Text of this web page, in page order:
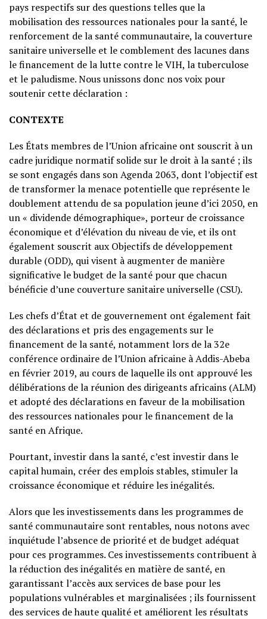
pays respectifs sur des questions telles que la
mobilisation des ressources nationales pour la santé, le
renforcement de la santé communautaire, la couverture
sanitaire universelle et le comblement des lacunes dans
le financement de la lutte contre le VIH, la tuberculose
et le paludisme. Nous unissons donc nos voix pour
soutenir cette déclaration :
CONTEXTE
Les États membres de l’Union africaine ont souscrit à un
cadre juridique normatif solide sur le droit à la santé ; ils
se sont engagés dans son Agenda 2063, dont l’objectif est
de transformer la menace potentielle que représente le
doublement attendu de sa population jeune d’ici 2050, en
un « dividende démographique», porteur de croissance
économique et d’élévation du niveau de vie, et ils ont
également souscrit aux Objectifs de développement
durable (ODD), qui visent à augmenter de manière
significative le budget de la santé pour que chacun
bénéficie d’une couverture sanitaire universelle (CSU).
Les chefs d’État et de gouvernement ont également fait
des déclarations et pris des engagements sur le
financement de la santé, notamment lors de la 32e
conférence ordinaire de l’Union africaine à Addis-Abeba
en février 2019, au cours de laquelle ils ont approuvé les
délibérations de la réunion des dirigeants africains (ALM)
et adopté des déclarations en faveur de la mobilisation
des ressources nationales pour le financement de la
santé en Afrique.
Pourtant, investir dans la santé, c’est investir dans le
capital humain, créer des emplois stables, stimuler la
croissance économique et réduire les inégalités.
Alors que les investissements dans les programmes de
santé communautaire sont rentables, nous notons avec
inquiétude l’absence de priorité et de budget adéquat
pour ces programmes. Ces investissements contribuent à
la réduction des inégalités en matière de santé, en
garantissant l’accès aux services de base pour les
populations vulnérables et marginalisées ; ils fournissent
des services de haute qualité et améliorent les résultats